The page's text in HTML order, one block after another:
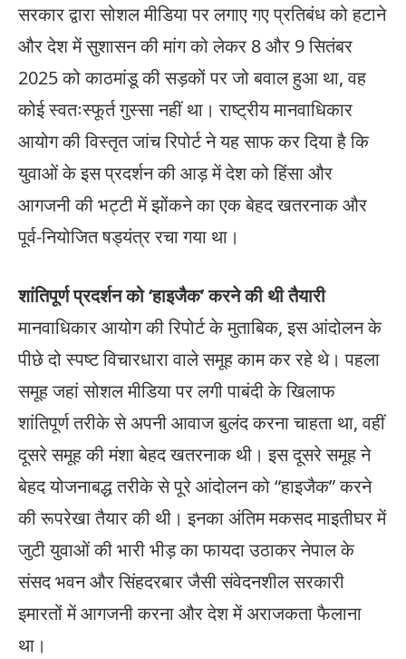
सरकार द्वारा सोशल मीडिया पर लगाए गए प्रतिबंध को हटाने
और देश में सुशासन की मांग को लेकर 8 और 9 सितंबर
2025 को काठमांडू की सड़कों पर जो बवाल हुआ था, वह
कोई स्वतःस्फूर्त गुस्सा नहीं था। राष्ट्रीय मानवाधिकार
आयोग की विस्तृत जांच रिपोर्ट ने यह साफ कर दिया है कि
युवाओं के इस प्रदर्शन की आड़ में देश को हिंसा और
आगजनी की भट्टी में झोंकने का एक बेहद खतरनाक और
पूर्व-नियोजित षड्यंत्र रचा गया था।
शांतिपूर्ण प्रदर्शन को ‘हाइजैक’ करने की थी तैयारी
मानवाधिकार आयोग की रिपोर्ट के मुताबिक, इस आंदोलन के
पीछे दो स्पष्ट विचारधारा वाले समूह काम कर रहे थे। पहला
समूह जहां सोशल मीडिया पर लगी पाबंदी के खिलाफ
शांतिपूर्ण तरीके से अपनी आवाज बुलंद करना चाहता था, वहीं
दूसरे समूह की मंशा बेहद खतरनाक थी। इस दूसरे समूह ने
बेहद योजनाबद्ध तरीके से पूरे आंदोलन को “हाइजैक” करने
की रूपरेखा तैयार की थी। इनका अंतिम मकसद माइतीघर में
जुटी युवाओं की भारी भीड़ का फायदा उठाकर नेपाल के
संसद भवन और सिंहदरबार जैसी संवेदनशील सरकारी
इमारतों में आगजनी करना और देश में अराजकता फैलाना
था।